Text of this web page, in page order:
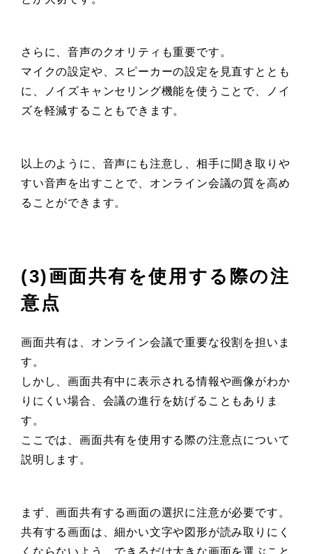
さらに、音声のクオリティも重要です。
マイクの設定や、スピーカーの設定を見直すととも
に、ノイズキャンセリング機能を使うことで、ノイ
ズを軽減することもできます。
以上のように、音声にも注意し、相手に聞き取りや
すい音声を出すことで、オンライン会議の質を高め
ることができます。
(3)画面共有を使用する際の注
意点
画面共有は、オンライン会議で重要な役割を担いま
す。
しかし、画面共有中に表示される情報や画像がわか
りにくい場合、会議の進行を妨げることもありま
す。
ここでは、画面共有を使用する際の注意点について
説明します。
まず、画面共有する画面の選択に注意が必要です。
共有する画面は、細かい文字や図形が読み取りにく
くならないよう、できるだけ大きな画面を選ぶこと